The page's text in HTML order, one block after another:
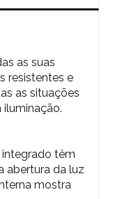
as suas
resistentes e
as situações
têm
abertura da luz
mostra